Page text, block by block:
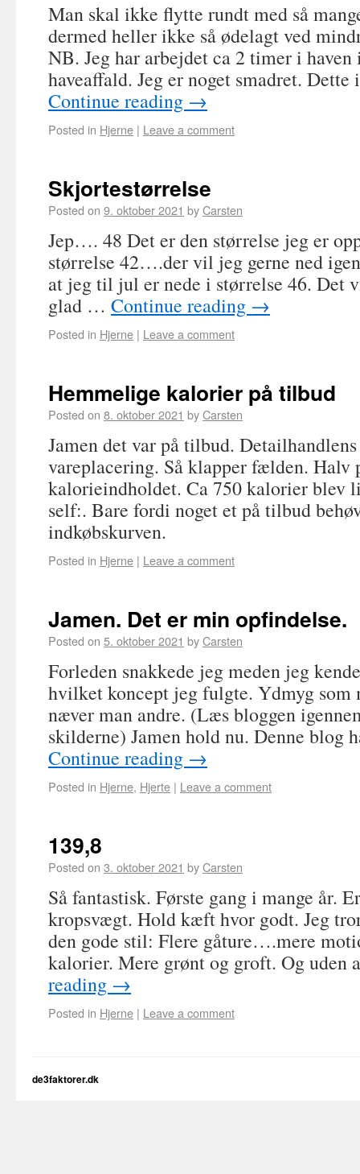
Man skal ikke flytte rundt med så
dermed heller ikke så ødelagt ved
NB. Jeg har arbejdet ca 2 timer i
haveaffald. Jeg er noget smadret.
Continue reading →
Posted in Hjerne | Leave a comment
Skjortestørrelse
Posted on 9. oktober 2021 byCarsten
Jep…. 48 Det er den størrelse jeg er
størrelse 42….der vil jeg gerne ned
at jeg til jul er nede i størrelse 46. Det
glad … Continue reading →
Posted in Hjerne | Leave a comment
Hemmelige kalorier på tilbud
Posted on 8. oktober 2021 byCarsten
Jamen det var på tilbud.
vareplacering. Så klapper fælden.
kalorieindholdet. Ca 750 kalorier blev
self:. Bare fordi noget et på tilbud
indkøbskurven.
Posted in Hjerne | Leave a comment
Jamen. Det er min opfindelse.
Posted on 5. oktober 2021 byCarsten
Forleden snakkede jeg meden jeg
hvilket koncept jeg fulgte. Ydmyg som
næver man andre. (Læs bloggen
skilderne) Jamen hold nu. Denne
Continue reading →
Posted in Hjerne, Hjerte | Leave a comment
139,8
Posted on 3. oktober 2021 byCarsten
Så fantastisk. Første gang i mange år.
kropsvægt. Hold kæft hvor godt. Jeg
den gode stil: Flere gåture….mere
kalorier. Mere grønt og groft. Og
reading →
Posted in Hjerne | Leave a comment
de3faktorer.dk